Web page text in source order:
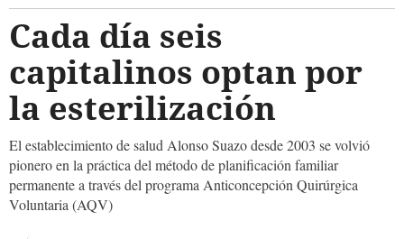
Cada día seis
capitalinos optan por
la esterilización
El establecimiento de salud Alonso Suazo desde 2003 se volvió
pionero en la práctica del método de planificación familiar
permanente a través del programa Anticoncepción Quirúrgica
Voluntaria (AQV)